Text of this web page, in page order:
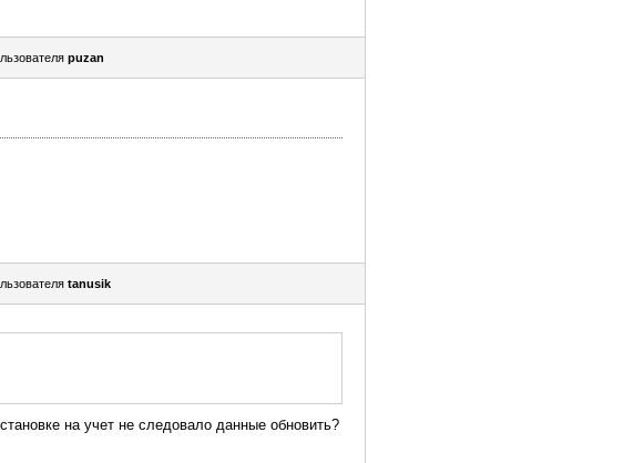
puzan
tanusik
на учет не следовало данные обновить?